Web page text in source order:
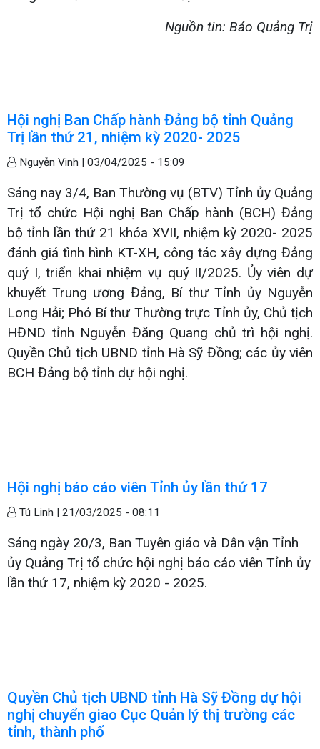
Nguồn tin: Báo Quảng Trị
Hội nghị Ban Chấp hành Đảng bộ tỉnh Quảng
Trị lần thứ 21, nhiệm kỳ 2020- 2025
Nguyễn Vinh | 03/04/2025 - 15:09
Sáng nay 3/4, Ban Thường vụ (BTV) Tỉnh ủy Quảng
Trị tổ chức Hội nghị Ban Chấp hành (BCH) Đảng
bộ tỉnh lần thứ 21 khóa XVII, nhiệm kỳ 2020- 2025
đánh giá tình hình KT-XH, công tác xây dựng Đảng
quý I, triển khai nhiệm vụ quý II/2025. Ủy viên dự
khuyết Trung ương Đảng, Bí thư Tỉnh ủy Nguyễn
Long Hải; Phó Bí thư Thường trực Tỉnh ủy, Chủ tịch
HĐND tỉnh Nguyễn Đăng Quang chủ trì hội nghị.
Quyền Chủ tịch UBND tỉnh Hà Sỹ Đồng; các ủy viên
BCH Đảng bộ tỉnh dự hội nghị.
Hội nghị báo cáo viên Tỉnh ủy lần thứ 17
Tú Linh | 21/03/2025 - 08:11
Sáng ngày 20/3, Ban Tuyên giáo và Dân vận Tỉnh
ủy Quảng Trị tổ chức hội nghị báo cáo viên Tỉnh ủy
lần thứ 17, nhiệm kỳ 2020 - 2025.
Quyền Chủ tịch UBND tỉnh Hà Sỹ Đồng dự hội
nghị chuyển giao Cục Quản lý thị trường các
tỉnh, thành phố